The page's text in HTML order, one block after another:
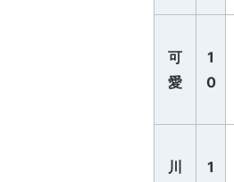
可
愛
1
0
川
1